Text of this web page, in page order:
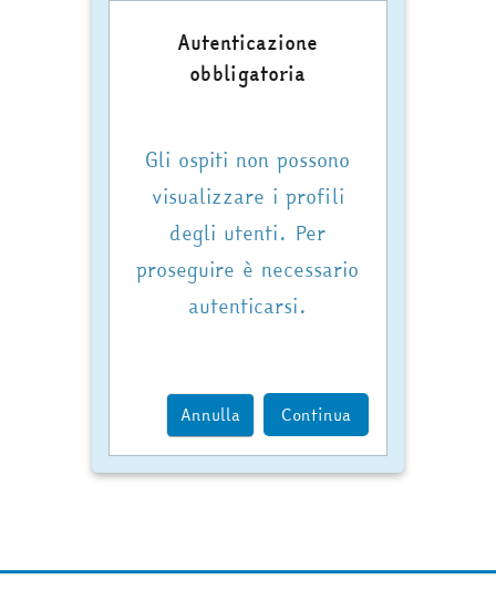
Autenticazione
obbligatoria
Gli ospiti non possono
visualizzare i profili
degli utenti. Per
proseguire è necessario
autenticarsi.
Annulla Continua